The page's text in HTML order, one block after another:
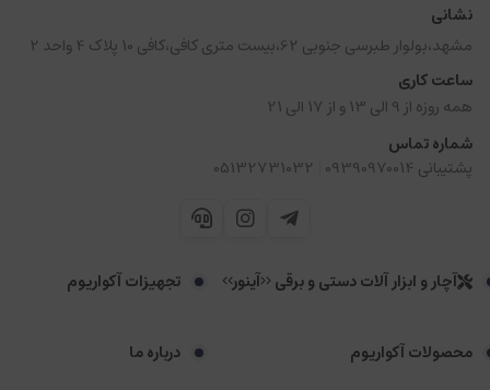
نشانی
مشهد،بولوار طبرسی جنوبی 62،بیست متری کافی،کافی 10 پلاک 4 واحد 2
ساعت کاری
همه روزه از 9 الی 13 و از 17 الی 21
شماره تماس
پشتیبانی 09390970014
05132731032
آچار و ابزار آلات دستی و برقی <<آینور>> تجهیزات آکواریوم
محصولات آکواریوم درباره ما